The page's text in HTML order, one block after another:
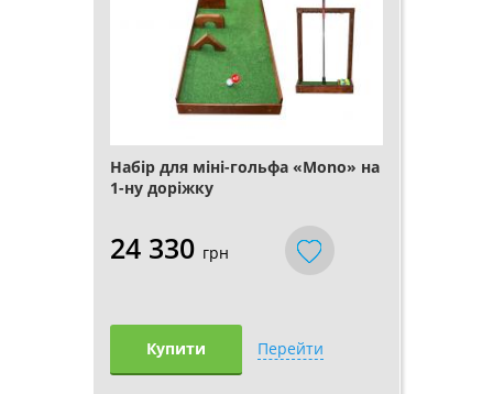
Набір для міні-гольфа «Mono» на
1-ну доріжку
24 330 грн
Купити Перейти